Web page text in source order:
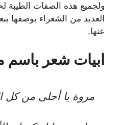
ولجميع هذه الصفات الطيبة
العديد من الشعراء بوصفها
عنها.
ابيات شعر باسم
مروة يا أحلى من كل